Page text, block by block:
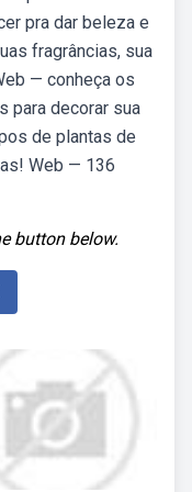
pra dar beleza e
fragrâncias, sua
— conheça os
para decorar sua
de plantas de
Web — 136
button below.